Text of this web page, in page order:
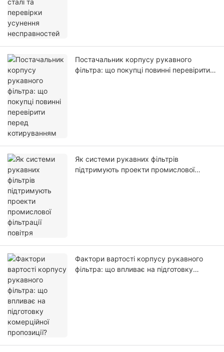
Постачальник корпусу рукавного
фільтра: що покупці повинні перевірити
Як системи рукавних фільтрів
підтримують проекти промислової
Фактори вартості корпусу рукавного
фільтра: що впливає на підготовку